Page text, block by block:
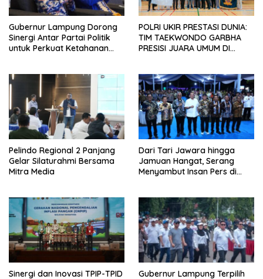
Gubernur Lampung Dorong
Sinergi Antar Partai Politik
untuk Perkuat Ketahanan
POLRI UKIR PRESTASI DUNIA:
TIM TAEKWONDO GARBHA
PRESISI JUARA UMUM DI
Pelindo Regional 2 Panjang
Gelar Silaturahmi Bersama
Mitra Media
Dari Tari Jawara hingga
Jamuan Hangat, Serang
Menyambut Insan Pers di
Sinergi dan Inovasi TPIP-TPID
Gubernur Lampung Terpilih